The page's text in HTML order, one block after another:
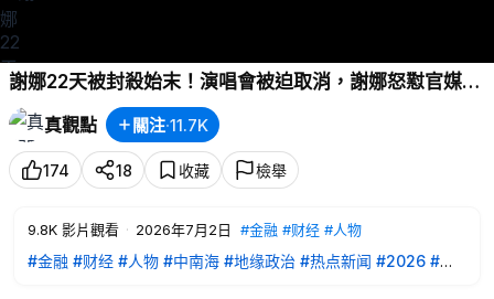
謝娜22天被封殺始末！演唱會被迫取消，謝娜怒懟官媒後
秒刪，她何以成北京政治祭品？
07.02.2026
真觀點 關注·11.7K
174 18 收藏 檢舉
9.8K 影片觀看 · 2026年7月2日 #金融 #财经 #人物
#金融 #财经 #人物 #中南海 #地缘政治 #热点新闻 #2026 #真